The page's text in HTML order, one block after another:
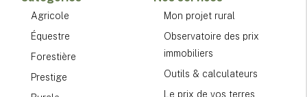
Agricole
Équestre
Forestière
Prestige
Mon projet rural
Observatoire des prix
immobiliers
Outils & calculateurs
Le prix de vos terres